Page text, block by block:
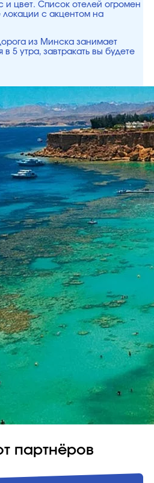
цвет. Список отелей огромен
с акцентом на
из Минска занимает
в 5 утра, завтракать вы будете
партнёров